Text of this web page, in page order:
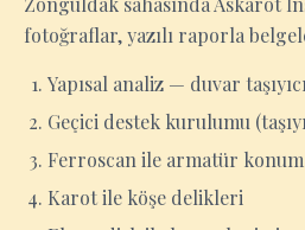
fotoğraflar, yazılı raporla
Yapısal analiz — duvar
Geçici destek kurulumu
Ferroscan ile armatür
Karot ile köşe delikleri